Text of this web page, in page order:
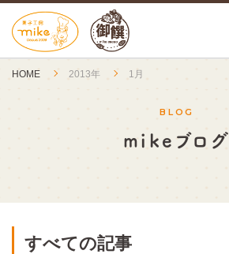
HOME 2013年 1月
BLOG
mikeブログ
すべての記事